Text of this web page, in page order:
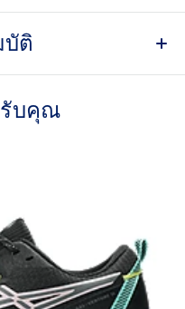
ติ
by approximately
45%
flexible feeling underfoot
a softer feeling at
บคุณ